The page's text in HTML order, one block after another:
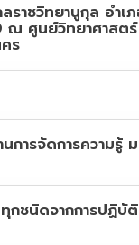
ราชวิทยานูกุล อำ
ศูนย์วิทยาศาสต
ร
ารจัดการความรู้
กชนิดจากการปฏิบั